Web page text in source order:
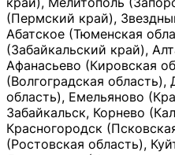
(Пермский край),
Абатское (Тюменская
(Забайкальский край),
Афанасьево (Кировская
(Волгоградская область),
область), Емельяново
Забайкальск, Корнево
Красногородск
(Ростовская область),